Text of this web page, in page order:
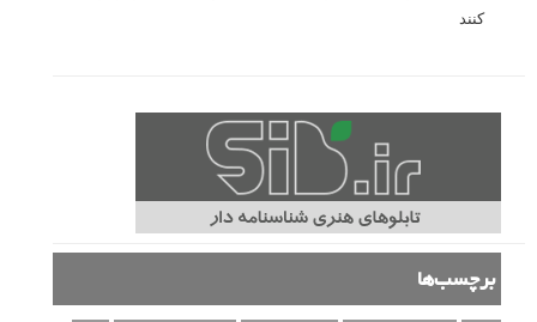
کنند
برچسب‌ها